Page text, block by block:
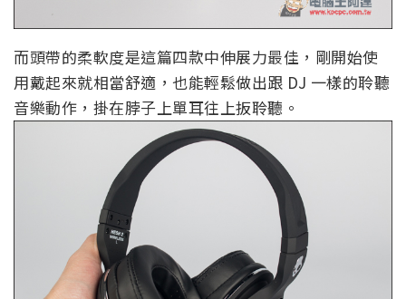
而頭帶的柔軟度是這篇四款中伸展力最佳，剛開始使
用戴起來就相當舒適，也能輕鬆做出跟 DJ 一樣的聆聽
音樂動作，掛在脖子上單耳往上扳聆聽。